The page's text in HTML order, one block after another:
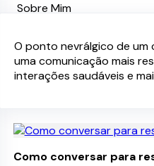
Sobre Mim
O ponto nevrálgico de um
uma comunicação mais
interações saudáveis e
Como conversar para